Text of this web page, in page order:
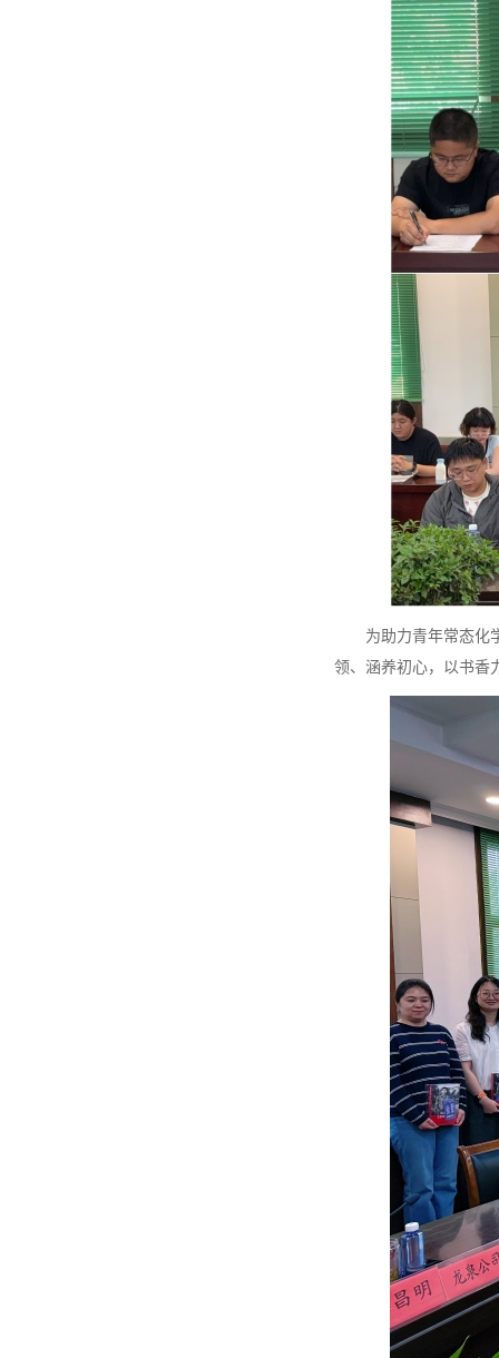
为助力青年常态化学
领、涵养初心，以书香